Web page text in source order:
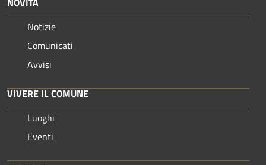
Notizie
Comunicati
Avvisi
VIVERE IL COMUNE
Luoghi
Eventi